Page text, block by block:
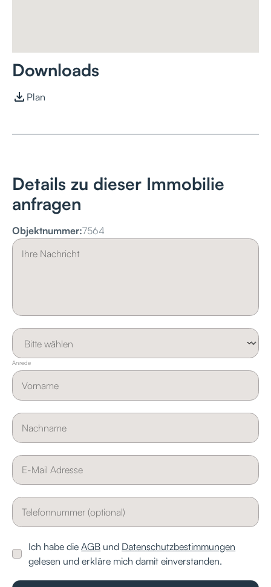
Downloads
Plan
Details zu dieser Immobilie
anfragen
Objektnummer:7564
Anrede
Ich habe dieAGB und Datenschutzbestimmungen
gelesen und erkläre mich damit einverstanden.